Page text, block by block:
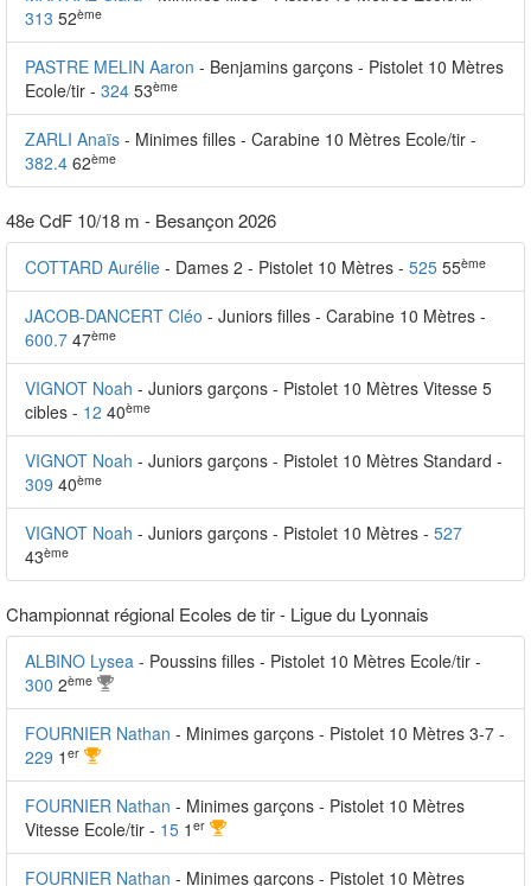
313 52ème
PASTRE MELIN Aaron - Benjamins garçons - Pistolet 10 Mètres
Ecole/tir - 324 53ème
ZARLI Anaïs - Minimes filles - Carabine 10 Mètres Ecole/tir -
382.4 62ème
48e CdF 10/18 m - Besançon 2026
COTTARD Aurélie - Dames 2 - Pistolet 10 Mètres - 525 55ème
JACOB-DANCERT Cléo - Juniors filles - Carabine 10 Mètres -
600.7 47ème
VIGNOT Noah - Juniors garçons - Pistolet 10 Mètres Vitesse 5
cibles - 12 40ème
VIGNOT Noah - Juniors garçons - Pistolet 10 Mètres Standard -
309 40ème
VIGNOT Noah - Juniors garçons - Pistolet 10 Mètres - 527
43ème
Championnat régional Ecoles de tir - Ligue du Lyonnais
ALBINO Lysea - Poussins filles - Pistolet 10 Mètres Ecole/tir -
300 2ème
FOURNIER Nathan - Minimes garçons - Pistolet 10 Mètres 3-7 -
229 1 er
FOURNIER Nathan - Minimes garçons - Pistolet 10 Mètres
Vitesse Ecole/tir - 15 1 er
FOURNIER Nathan - Minimes garçons - Pistolet 10 Mètres